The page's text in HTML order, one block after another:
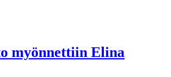
myönnettiin Elina